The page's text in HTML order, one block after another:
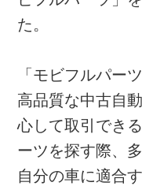
た。
「モビフルパー
高品質な中古自
心して取引でき
ーツを探す際、
自分の車に適合